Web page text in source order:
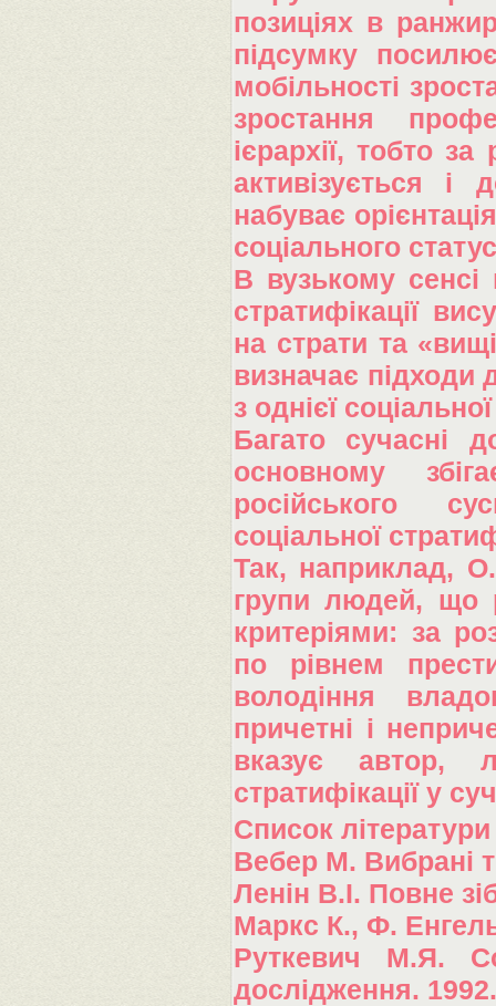
позиціях в
підсумку
мобільності
зростання
ієрархії, тобто
активізується і
набуває
соціального
В вузькому сенсі
стратифікації
на страти та
визначає підходи
з однієї
Багато сучасні
основному
російського
соціальної
Так, наприклад,
групи людей, що
критеріями: за
по рівнем
володіння
причетні і
вказує автор,
стратифікації у
Список літератури
Вебер М. Вибрані
Ленін В.І. Повне
Маркс К., Ф.
Руткевич М.Я.
дослідження.